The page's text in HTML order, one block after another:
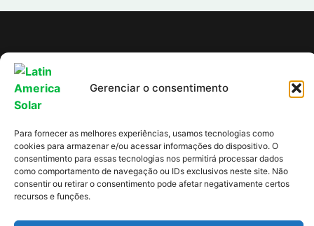
Gerenciar o consentimento
Para fornecer as melhores experiências, usamos tecnologias como
cookies para armazenar e/ou acessar informações do dispositivo. O
consentimento para essas tecnologias nos permitirá processar dados
como comportamento de navegação ou IDs exclusivos neste site. Não
consentir ou retirar o consentimento pode afetar negativamente certos
recursos e funções.
Uma empresa que busca
entregar o planeta a
nossos filhos em melhor
estado que a recebemos.